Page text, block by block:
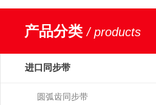
产品分类/ products
进口同步带
圆弧齿同步带